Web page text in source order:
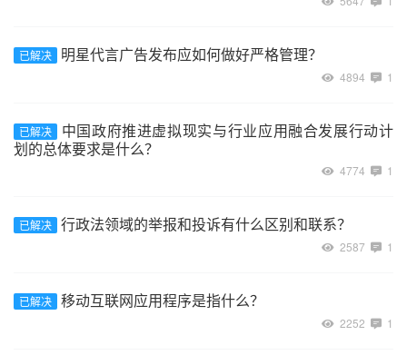
已解决 明星代言广告发布应如何做好严格管理？
4894 1
已解决
中国政府推进虚拟现实与行业应用融合发展行动计
划的总体要求是什么？
4774 1
已解决 行政法领域的举报和投诉有什么区别和联系？
2587 1
已解决 移动互联网应用程序是指什么？
2252 1